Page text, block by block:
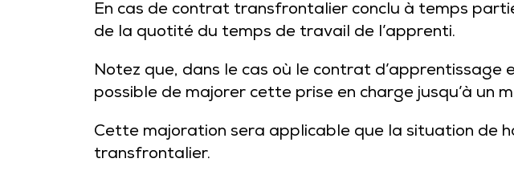
En cas de contrat transfrontalier conclu à temps
de la quotité du temps de travail de l’apprenti.
Notez que, dans le cas où le contrat d’apprentissage
possible de majorer cette prise en charge jusqu’à un
Cette majoration sera applicable que la situation de
transfrontalier.